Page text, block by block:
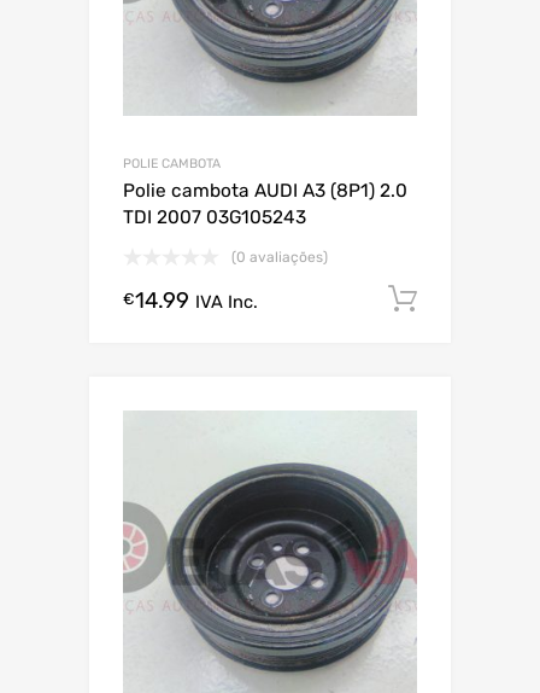
POLIE CAMBOTA
Polie cambota AUDI A3 (8P1) 2.0
TDI 2007 03G105243
(0 avaliações)
€14.99 IVA Inc.